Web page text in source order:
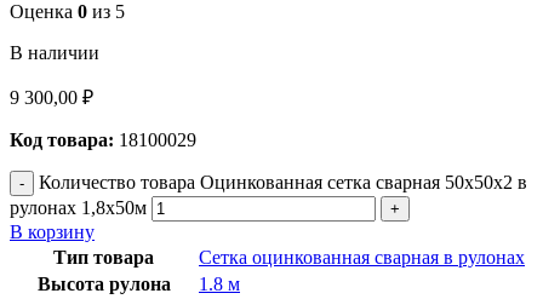
Оценка 0 из 5
В наличии
9 300,00 ₽
Код товара: 18100029
Количество товара Оцинкованная сетка сварная 50х50х2 в
рулонах 1,8х50м
В корзину
Тип товара
Сетка оцинкованная сварная в рулонах
Высота рулона
1.8 м